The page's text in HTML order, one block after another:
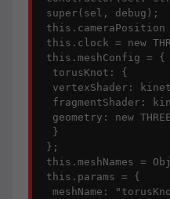
super(sel, debug);
this.cameraPosition
this.clock = new
this.meshConfig = {
  torusKnot: {
vertexShader:
fragmentShader:
geometry: new
  }
};
this.meshNames =
this.params = {
meshName: